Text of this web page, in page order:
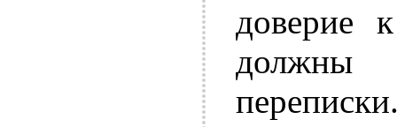
доверие
должны